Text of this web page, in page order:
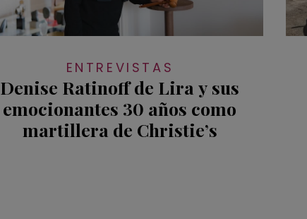
ENTREVISTAS
Denise Ratinoff de Lira y sus
emocionantes 30 años como
martillera de Christie’s